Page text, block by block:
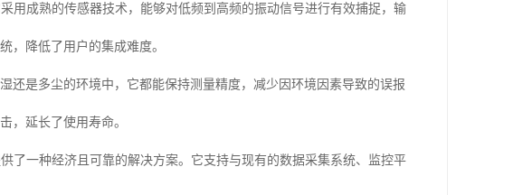
用成熟的传感器技术，能够对低频到高频的振动信号进行有效捕捉，输
，降低了用户的集成难度。
还是多尘的环境中，它都能保持测量精度，减少因环境因素导致的误报
，延长了使用寿命。
了一种经济且可靠的解决方案。它支持与现有的数据采集系统、监控平